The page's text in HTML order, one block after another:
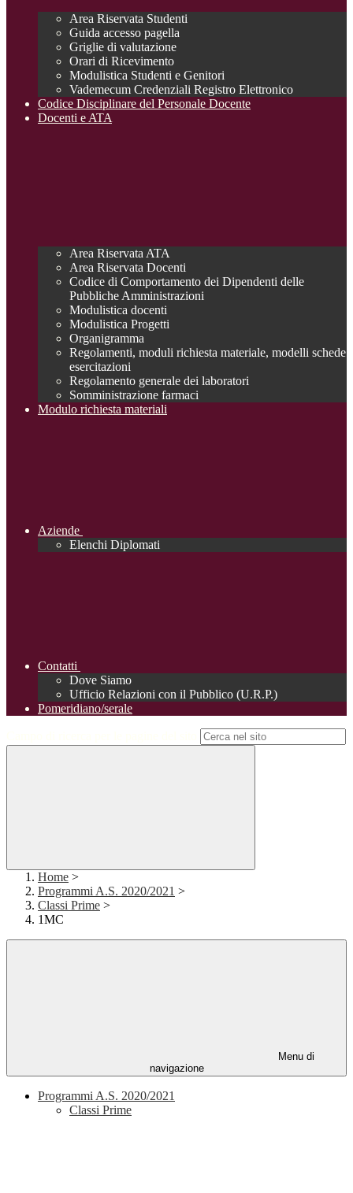
Area Riservata Studenti
Guida accesso pagella
Griglie di valutazione
Orari di Ricevimento
Modulistica Studenti e Genitori
Vademecum Credenziali Registro Elettronico
Codice Disciplinare del Personale Docente
Docenti e ATA
Area Riservata ATA
Area Riservata Docenti
Codice di Comportamento dei Dipendenti delle
Pubbliche Amministrazioni
Modulistica docenti
Modulistica Progetti
Organigramma
Regolamenti, moduli richiesta materiale, modelli schede
esercitazioni
Regolamento generale dei laboratori
Somministrazione farmaci
Modulo richiesta materiali
Aziende
Elenchi Diplomati
Contatti
Dove Siamo
Ufficio Relazioni con il Pubblico (U.R.P.)
Pomeridiano/serale
Home >
Programmi A.S. 2020/2021 >
Classi Prime >
1MC
Menu di
navigazione
Programmi A.S. 2020/2021
Classi Prime